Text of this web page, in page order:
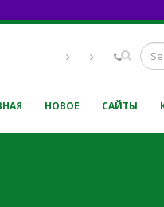
НОВОЕ САЙТЫ